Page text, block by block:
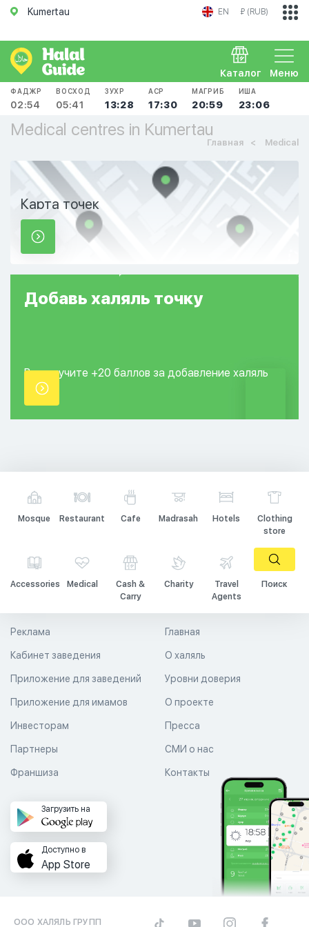
Kumertau EN ₽ (RUB)
Меню
Каталог
ФАДЖР
02:54
ВОСХОД
05:41
ЗУХР
13:28
АСР
17:30
МАГРИБ
20:59
ИША
23:06
Medical centres in Kumertau
Главная Medical
Карта точек
Добавь халяль точку
Вы получите +20 баллов за добавление халяль
точки.
Mosque Restaurant Cafe Madrasah Hotels
Clothing
store
Accessories Medical
Cash &
Carry
Charity
Travel
Agents
Поиск
Главная
О халяль
Уровни доверия
Реклама
Кабинет заведения
Приложение для заведений
Приложение для имамов О проекте
Пресса
СМИ о нас
Контакты
Инвесторам
Партнеры
Франшиза
Загрузить на
Доступно в
App Store
ООО ХАЛЯЛЬ ГРУПП